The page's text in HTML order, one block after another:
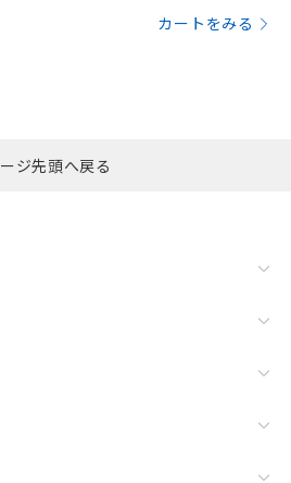
カートをみる
ジ先頭へ戻る